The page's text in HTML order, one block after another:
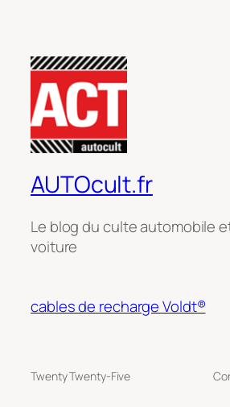
AUTOcult.fr
Le blog du culte automobile
voiture
cables de recharge Voldt®
Twenty Twenty-Five